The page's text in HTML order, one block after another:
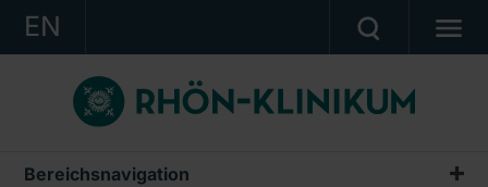
EN
KONZERN
KLINIKEN
KARRIERE
Bereichsnavigation
Publikationen & Präsentationen